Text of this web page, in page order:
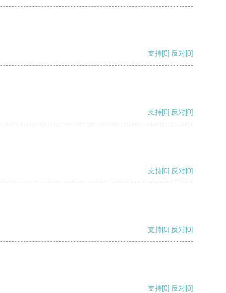
支持[0] 反对[0]
支持[0] 反对[0]
支持[0] 反对[0]
支持[0] 反对[0]
支持[0] 反对[0]